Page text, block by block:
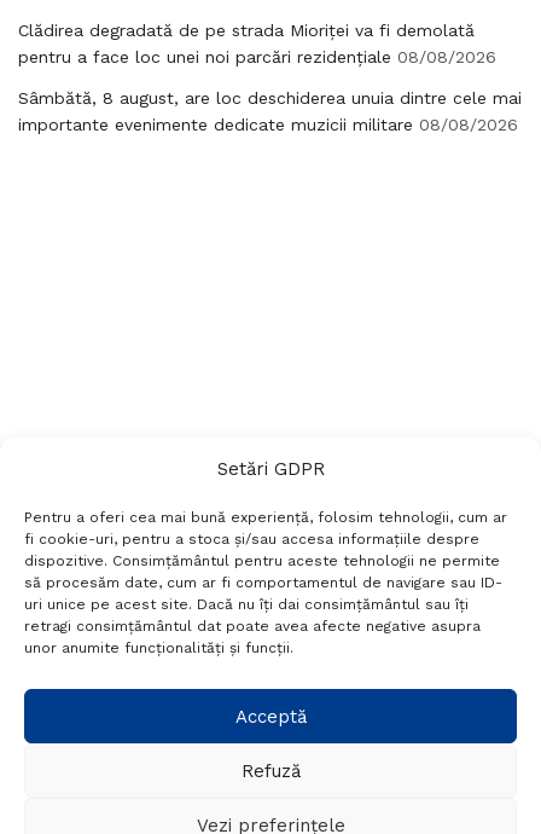
Setări GDPR
Pentru a oferi cea mai bună experiență, folosim tehnologii, cum ar
fi cookie-uri, pentru a stoca și/sau accesa informațiile despre
dispozitive. Consimțământul pentru aceste tehnologii ne permite
să procesăm date, cum ar fi comportamentul de navigare sau ID-
uri unice pe acest site. Dacă nu îți dai consimțământul sau îți
retragi consimțământul dat poate avea afecte negative asupra
unor anumite funcționalități și funcții.
Acceptă
Refuză
Vezi preferințele
Clădirea degradată de pe strada Mioriței va fi demolată
pentru a face loc unei noi parcări rezidențiale 08/08/2026
Sâmbătă, 8 august, are loc deschiderea unuia dintre cele mai
importante evenimente dedicate muzicii militare 08/08/2026
Termeni si conditii
Politică de confidențialitate
Politica cookies
Setări GDPR
+40 788 760 194